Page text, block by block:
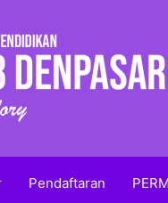
Pendaftaran